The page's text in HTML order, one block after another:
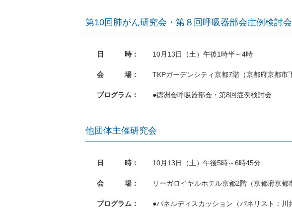
第10回肺がん研究会・第８回呼吸器部会症例検討会
日 時： 10月13日（土）午後1時半～4時
会 場： TKPガーデンシティ京都7階（京都府京都市
プログラム： ●徳洲会呼吸器部会・第8回症例検討会
他団体主催研究会
日 時： 10月13日（土）午後5時～6時45分
会 場： リーガロイヤルホテル京都2階（京都府京都
プログラム：
●パネルディスカッション（パネリスト：